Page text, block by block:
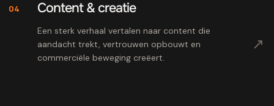
04 Content & creatie
Een sterk verhaal vertalen naar content die
aandacht trekt, vertrouwen opbouwt en
commerciële beweging creëert.
↗